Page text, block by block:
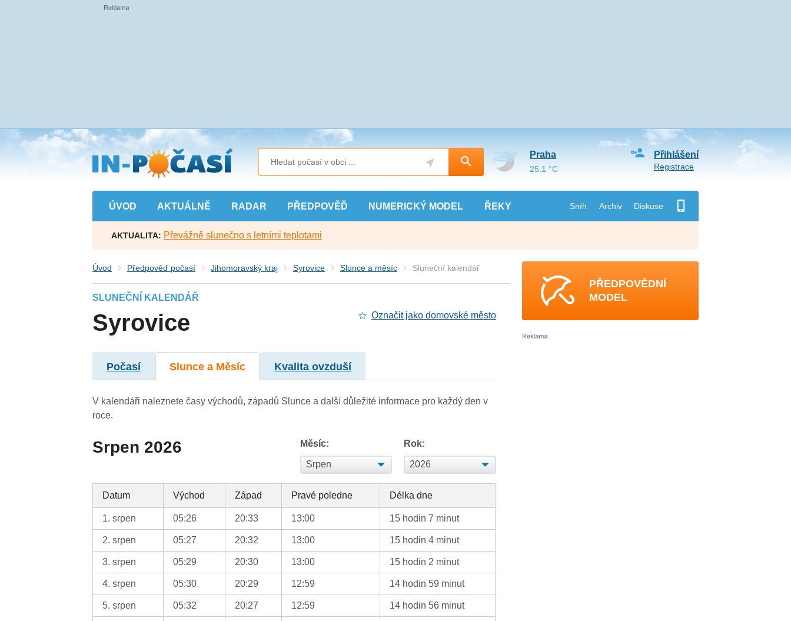
Přejít
na
hlavní
obsah
ÚVOD AKTUÁLNĚ RADAR PŘEDPOVĚĎ NUMERICKÝ MODEL ŘEKY Sníh Archiv Diskuse
Přihlášení
Registrace
Praha
25.1 °C
AKTUALITA: Převážně slunečno s letními teplotami
Úvod Předpověď počasí Jihomoravský kraj Syrovice Slunce a měsíc Sluneční kalendář
SLUNEČNÍ KALENDÁŘ
Syrovice Označit jako domovské město
Počasí Slunce a Měsíc Kvalita ovzduší
V kalendáři naleznete časy východů, západů Slunce a další důležité informace pro každý den v
roce.
Srpen 2026 Měsíc: Rok:
Datum Východ Západ Pravé poledne Délka dne
1. srpen 05:26 20:33 13:00 15 hodin 7 minut
2. srpen 05:27 20:32 13:00 15 hodin 4 minut
3. srpen 05:29 20:30 13:00 15 hodin 2 minut
4. srpen 05:30 20:29 12:59 14 hodin 59 minut
5. srpen 05:32 20:27 12:59 14 hodin 56 minut
PŘEDPOVĚDNÍ
MODEL